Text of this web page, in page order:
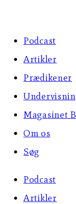
Podcast
Artikler
Prædikener
Magasinet
Om os
Søg
Podcast
Artikler